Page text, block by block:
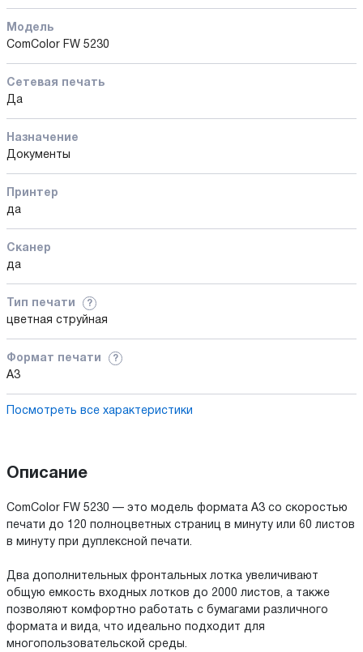
Модель
ComColor FW 5230
Сетевая печать
Да
Назначение
Документы
Принтер
да
Сканер
да
Тип печати ?
цветная струйная
Формат печати ?
A3
Посмотреть все характеристики
Описание
ComColor FW 5230 — это модель формата А3 со скоростью
печати до 120 полноцветных страниц в минуту или 60 листов
в минуту при дуплексной печати.
Два дополнительных фронтальных лотка увеличивают
общую емкость входных лотков до 2000 листов, а также
позволяют комфортно работать с бумагами различного
формата и вида, что идеально подходит для
многопользовательской среды.